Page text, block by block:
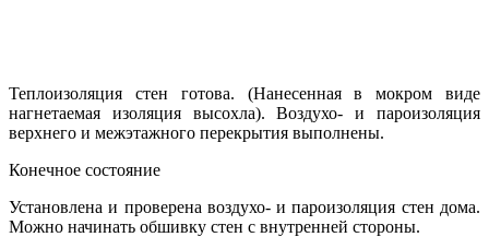
Теплоизоляция стен готова. (Нанесенная в мокром виде
нагнетаемая изоляция высохла). Воздухо- и пароизоляция
верхнего и межэтажного перекрытия выполнены.
Конечное состояние
Установлена и проверена воздухо- и пароизоляция стен дома.
Можно начинать обшивку стен с внутренней стороны.